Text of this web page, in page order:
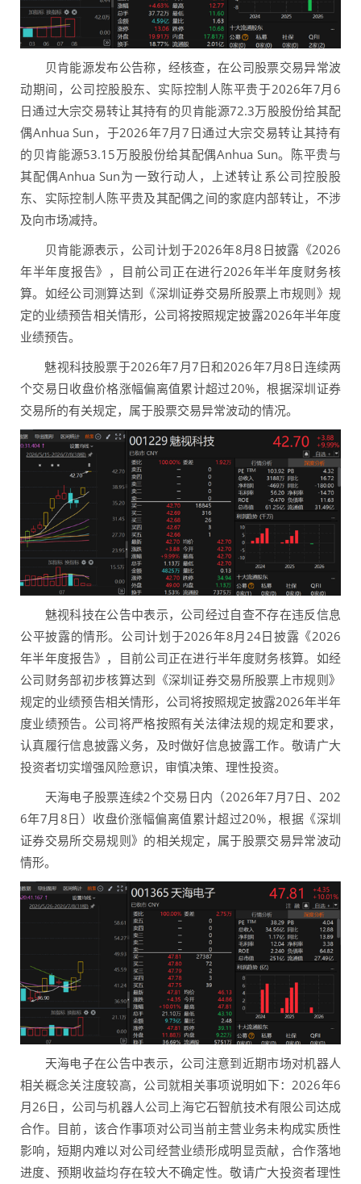
贝肯能源发布公告称，经核查，在公司股票交易异常波
动期间，公司控股股东、实际控制人陈平贵于2026年7月6
日通过大宗交易转让其持有的贝肯能源72.3万股股份给其配
偶Anhua Sun，于2026年7月7日通过大宗交易转让其持有
的贝肯能源53.15万股股份给其配偶Anhua Sun。陈平贵与
其配偶Anhua Sun为一致行动人，上述转让系公司控股股
东、实际控制人陈平贵及其配偶之间的家庭内部转让，不涉
及向市场减持。
贝肯能源表示，公司计划于2026年8月8日披露《2026
年半年度报告》，目前公司正在进行2026年半年度财务核
算。如经公司测算达到《深圳证券交易所股票上市规则》规
定的业绩预告相关情形，公司将按照规定披露2026年半年度
业绩预告。
魅视科技股票于2026年7月7日和2026年7月8日连续两
个交易日收盘价格涨幅偏离值累计超过20%，根据深圳证券
交易所的有关规定，属于股票交易异常波动的情况。
魅视科技在公告中表示，公司经过自查不存在违反信息
公平披露的情形。公司计划于2026年8月24日披露《2026
年半年度报告》，目前公司正在进行半年度财务核算。如经
公司财务部初步核算达到《深圳证券交易所股票上市规则》
规定的业绩预告相关情形，公司将按照规定披露2026年半年
度业绩预告。公司将严格按照有关法律法规的规定和要求，
认真履行信息披露义务，及时做好信息披露工作。敬请广大
投资者切实增强风险意识，审慎决策、理性投资。
天海电子股票连续2个交易日内（2026年7月7日、202
6年7月8日）收盘价涨幅偏离值累计超过20%，根据《深圳
证券交易所交易规则》的相关规定，属于股票交易异常波动
情形。
天海电子在公告中表示，公司注意到近期市场对机器人
相关概念关注度较高，公司就相关事项说明如下：2026年6
月26日，公司与机器人公司上海它石智航技术有限公司达成
合作。目前，该合作事项对公司当前主营业务未构成实质性
影响，短期内难以对公司经营业绩形成明显贡献，合作落地
进度、预期收益均存在较大不确定性。敬请广大投资者理性